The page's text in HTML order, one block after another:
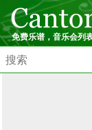
免费乐谱，音乐会列